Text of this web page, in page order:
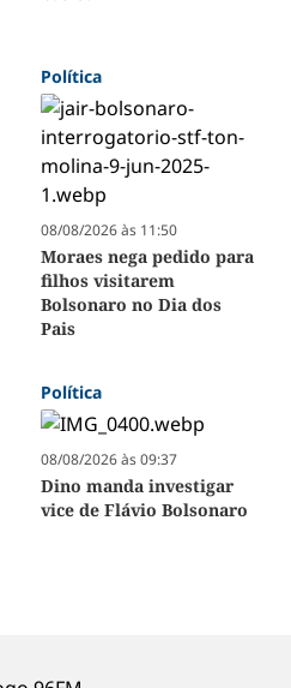
Política
08/08/2026 às 11:50
Moraes nega pedido para
filhos visitarem
Bolsonaro no Dia dos
Pais
Política
08/08/2026 às 09:37
Dino manda investigar
vice de Flávio Bolsonaro